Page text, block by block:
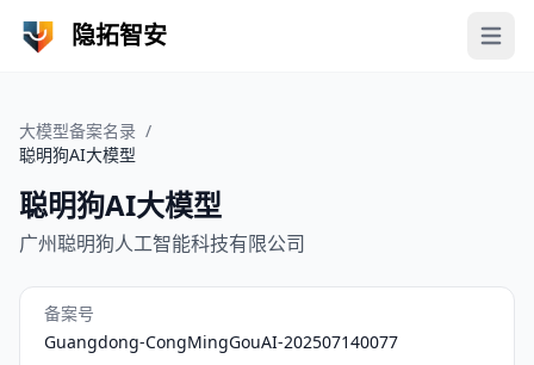
隐拓智安 Open
大模型备案名录 /
聪明狗AI大模型
聪明狗AI大模型
广州聪明狗人工智能科技有限公司
备案号
Guangdong-CongMingGouAI-202507140077